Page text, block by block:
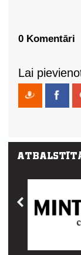
0 Komentāri
Lai